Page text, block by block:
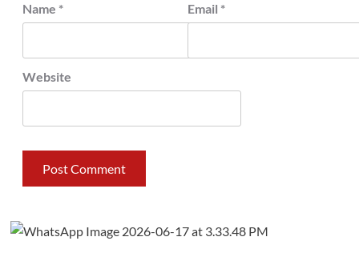
Name * Email *
Website